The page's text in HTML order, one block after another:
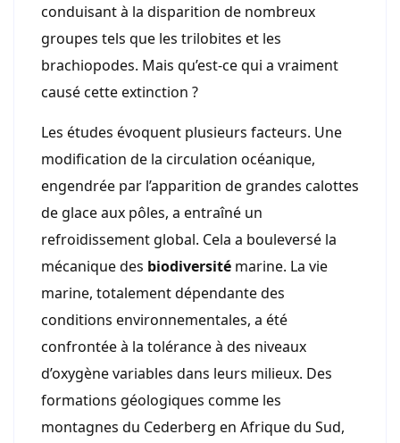
conduisant à la disparition de nombreux
groupes tels que les trilobites et les
brachiopodes. Mais qu’est-ce qui a vraiment
causé cette extinction ?
Les études évoquent plusieurs facteurs. Une
modification de la circulation océanique,
engendrée par l’apparition de grandes calottes
de glace aux pôles, a entraîné un
refroidissement global. Cela a bouleversé la
mécanique des biodiversité marine. La vie
marine, totalement dépendante des
conditions environnementales, a été
confrontée à la tolérance à des niveaux
d’oxygène variables dans leurs milieux. Des
formations géologiques comme les
montagnes du Cederberg en Afrique du Sud,